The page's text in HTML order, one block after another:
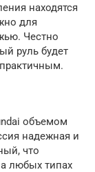
находятся
для
Честно
руль будет
объемом
надежная и
что
любых типах